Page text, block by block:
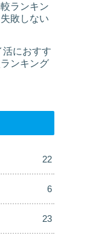
ランキン
敗しない
活におすす
ンキング
22
6
23